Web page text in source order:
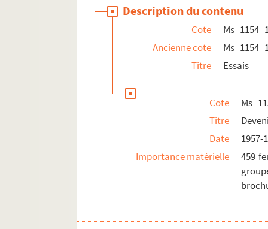
Description du contenu
Cote
Ancienne cote
Titre
Essais
Cote
Titre
Date
1957-
Importance matérielle
459